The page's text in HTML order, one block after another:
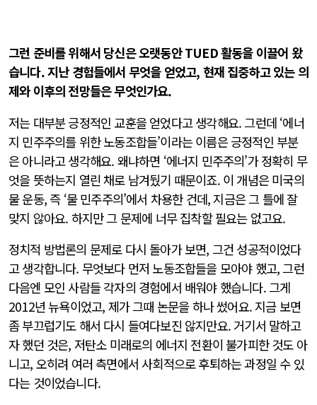
그런 준비를 위해서 당신은 오랫동안 TUED 활동을 이끌어 왔
습니다. 지난 경험들에서 무엇을 얻었고, 현재 집중하고 있는 의
제와 이후의 전망들은 무엇인가요.
저는 대부분 긍정적인 교훈을 얻었다고 생각해요. 그런데 ‘에너
지 민주주의를 위한 노동조합들’이라는 이름은 긍정적인 부분
은 아니라고 생각해요. 왜냐하면 ‘에너지 민주주의’가 정확히 무
엇을 뜻하는지 열린 채로 남겨뒀기 때문이죠. 이 개념은 미국의
물 운동, 즉 ‘물 민주주의’에서 차용한 건데, 지금은 그 틀에 잘
맞지 않아요. 하지만 그 문제에 너무 집착할 필요는 없고요.
정치적 방법론의 문제로 다시 돌아가 보면, 그건 성공적이었다
고 생각합니다. 무엇보다 먼저 노동조합들을 모아야 했고, 그런
다음엔 모인 사람들 각자의 경험에서 배워야 했습니다. 그게
2012년 뉴욕이었고, 제가 그때 논문을 하나 썼어요. 지금 보면
좀 부끄럽기도 해서 다시 들여다보진 않지만요. 거기서 말하고
자 했던 것은, 저탄소 미래로의 에너지 전환이 불가피한 것도 아
니고, 오히려 여러 측면에서 사회적으로 후퇴하는 과정일 수 있
다는 것이었습니다.